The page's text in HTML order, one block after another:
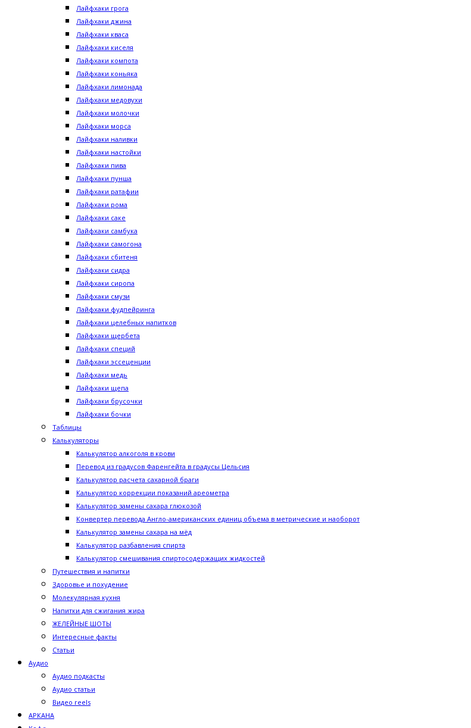
Лайфхаки грога
Лайфхаки джина
Лайфхаки кваса
Лайфхаки киселя
Лайфхаки компота
Лайфхаки коньяка
Лайфхаки лимонада
Лайфхаки медовухи
Лайфхаки молочки
Лайфхаки морса
Лайфхаки наливки
Лайфхаки настойки
Лайфхаки пива
Лайфхаки пунша
Лайфхаки ратафии
Лайфхаки рома
Лайфхаки саке
Лайфхаки самбука
Лайфхаки самогона
Лайфхаки сбитеня
Лайфхаки сидра
Лайфхаки сиропа
Лайфхаки смузи
Лайфхаки фудпейринга
Лайфхаки целебных напитков
Лайфхаки щербета
Лайфхаки специй
Лайфхаки эссеценции
Лайфхаки медь
Лайфхаки щепа
Лайфхаки брусочки
Лайфхаки бочки
Таблицы
Калькуляторы
Калькулятор алкоголя в крови
Перевод из градусов Фаренгейта в градусы Цельсия
Калькулятор расчета сахарной браги
Калькулятор коррекции показаний ареометра
Калькулятор замены сахара глюкозой
Конвертер перевода Англо-американских единиц объема в метрические и наоборот
Калькулятор замены сахара на мёд
Калькулятор разбавления спирта
Калькулятор смешивания спиртосодержащих жидкостей
Путешествия и напитки
Здоровье и похудение
Молекулярная кухня
Напитки для сжигания жира
ЖЕЛЕЙНЫЕ ШОТЫ
Интересные факты
Статьи
Аудио
Аудио подкасты
Аудио статьи
Видео reels
АРКАНА